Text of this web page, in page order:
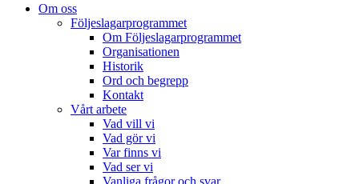
Om oss
Följeslagarprogrammet
Om Följeslagarprogrammet
Organisationen
Historik
Ord och begrepp
Kontakt
Vårt arbete
Vad vill vi
Vad gör vi
Var finns vi
Vad ser vi
Vanliga frågor och svar